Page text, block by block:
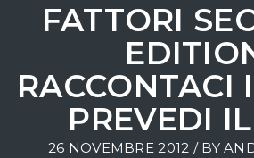
FATTORI
RACCONTACI
PREVEDI
26 NOVEMBRE 2012 / BY